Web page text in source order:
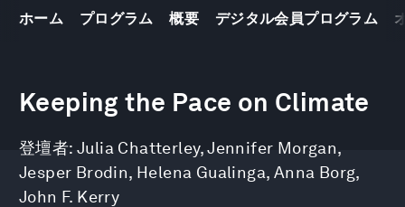
ホーム プログラム 概要 デジタル会員プログラム
Keeping the Pace on Climate
登壇者: Julia Chatterley,Jennifer Morgan,
Jesper Brodin, Helena Gualinga, Anna Borg,
John F. Kerry
of
5
minutes,
34
seconds